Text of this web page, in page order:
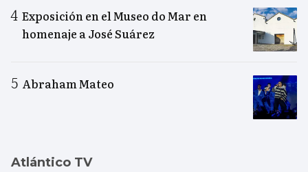
Exposición en el Museo do Mar en
homenaje a José Suárez
Abraham Mateo
Atlántico TV